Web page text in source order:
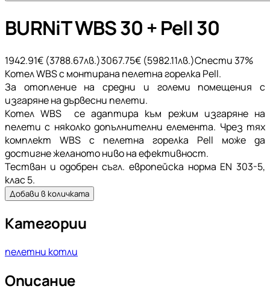
BURNiT WBS 30 + Pell 30
1942.91€ (3788.67лв.)3067.75€ (5982.11лв.)Спести37%
Котел WBS с монтирана пелетна горелка Pell.
За отопление на средни и големи помещения с
изгаряне на дървесни пелети.
Котел WBS се адаптира към режим изгаряне на
пелети с няколко допълнителни елемента. Чрез тях
комплект WBS с пелетна горелка Pell може да
достигне желаното ниво на ефективност.
Тестван и одобрен съгл. европейска норма EN 303-5,
клас 5.
Добави в количката
Категории
пелетни котли
Описание